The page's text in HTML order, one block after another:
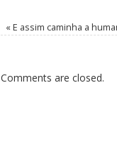
« E assim caminha a
Comments are closed.